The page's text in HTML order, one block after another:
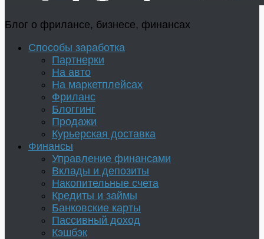
Блог о фрилансе, бизнесе, финансах
Способы заработка
Партнерки
На авто
На маркетплейсах
Фриланс
Блоггинг
Продажи
Курьерская доставка
Финансы
Управление финансами
Вклады и депозиты
Накопительные счета
Кредиты и займы
Банковские карты
Пассивный доход
Кэшбэк